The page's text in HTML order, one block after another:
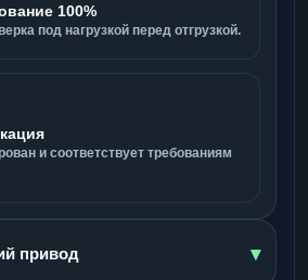
100%
под нагрузкой перед отгрузкой.
и соответствует требованиям
привод ▾